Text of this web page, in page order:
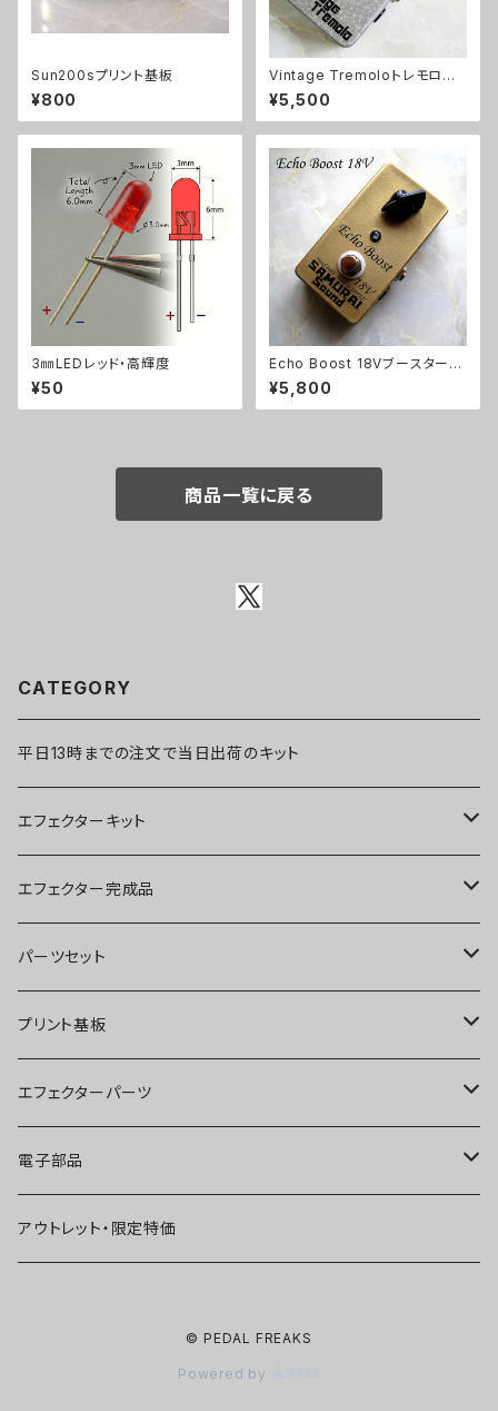
Sun200sプリント基板
¥800
Vintage Tremoloトレモロキッ
ト
¥5,500
3㎜LEDレッド・高輝度
¥50
Echo Boost 18Vブースターキ
ット【BASIC KIT】
¥5,800
商品一覧に戻る
CATEGORY
平日13時までの注文で当日出荷のキット
エフェクターキット
ブースター
オーバードライブ
ディストーション
ファズ
プリアンプ
空間系
エフェクター完成品
ブースター
オーバードライブ
ディストーション
ファズ
空間系
パーツセット
ブースター
オーバードライブ
ディストーション
ファズ
プリント基板
オーバードライブ
ディストーション
ファズ
エフェクターパーツ
スイッチ
ジャック
電子部品
IC
アウトレット・限定特価
© PEDAL FREAKS
Powered by